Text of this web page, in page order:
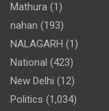
Mathura (1)
nahan (193)
NALAGARH (1)
National (423)
New Delhi (12)
Politics (1,034)